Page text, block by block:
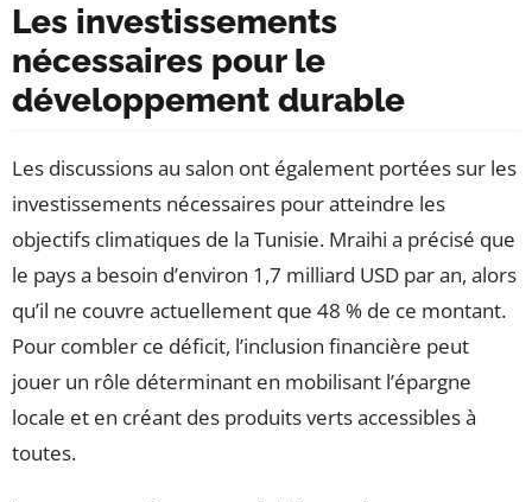
Les investissements
nécessaires pour le
développement durable
Les discussions au salon ont également portées sur les
investissements nécessaires pour atteindre les
objectifs climatiques de la Tunisie. Mraihi a précisé que
le pays a besoin d’environ 1,7 milliard USD par an, alors
qu’il ne couvre actuellement que 48 % de ce montant.
Pour combler ce déficit, l’inclusion financière peut
jouer un rôle déterminant en mobilisant l’épargne
locale et en créant des produits verts accessibles à
toutes.